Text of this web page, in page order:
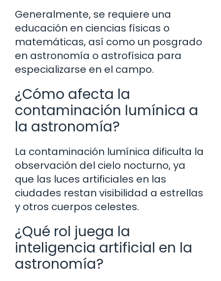
Generalmente, se requiere una
educación en ciencias físicas o
matemáticas, así como un posgrado
en astronomía o astrofísica para
especializarse en el campo.
¿Cómo afecta la
contaminación lumínica a
la astronomía?
La contaminación lumínica dificulta la
observación del cielo nocturno, ya
que las luces artificiales en las
ciudades restan visibilidad a estrellas
y otros cuerpos celestes.
¿Qué rol juega la
inteligencia artificial en la
astronomía?